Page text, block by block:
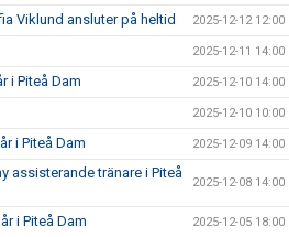
Viklund ansluter på heltid 2025-12-12 12:00
2025-12-11 14:00
i Piteå Dam 2025-12-10 14:00
2025-12-10 10:00
i Piteå Dam 2025-12-09 14:00
assisterande tränare i Piteå
2025-12-08 14:00
i Piteå Dam 2025-12-05 18:00